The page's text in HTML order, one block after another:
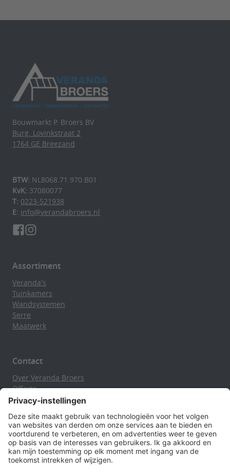
Bouwmarkt P. Broers BV
Burg. Lovinkstraat 2
1764 GE Breezand
BTW: NL8068.71.970.B01
KvK: 37080077
T: 0223-521938
E: info@verandabroers.nl
Assortiment
Veranda's
Tuinkamers
Wandsystemen
Serre
Maatwerk
Contact
Over Veranda Broers
Offerte
Contact en route
Privacyverklaring
Openingstijden